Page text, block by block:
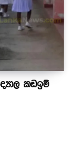
කඩඉම්